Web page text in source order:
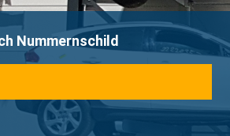
Nummernschild